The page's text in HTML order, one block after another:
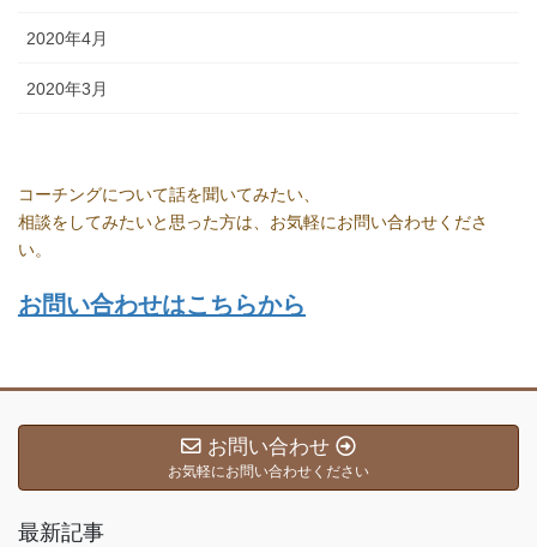
2020年4月
2020年3月
コーチングについて話を聞いてみたい、
相談をしてみたいと思った方は、お気軽にお問い合わせくださ
い。
お問い合わせはこちらから
お問い合わせ
お気軽にお問い合わせください
最新記事